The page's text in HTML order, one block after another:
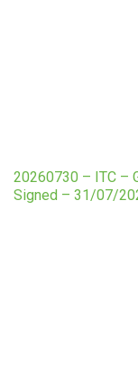
20260730 – ITC –
Signed – 31/07/